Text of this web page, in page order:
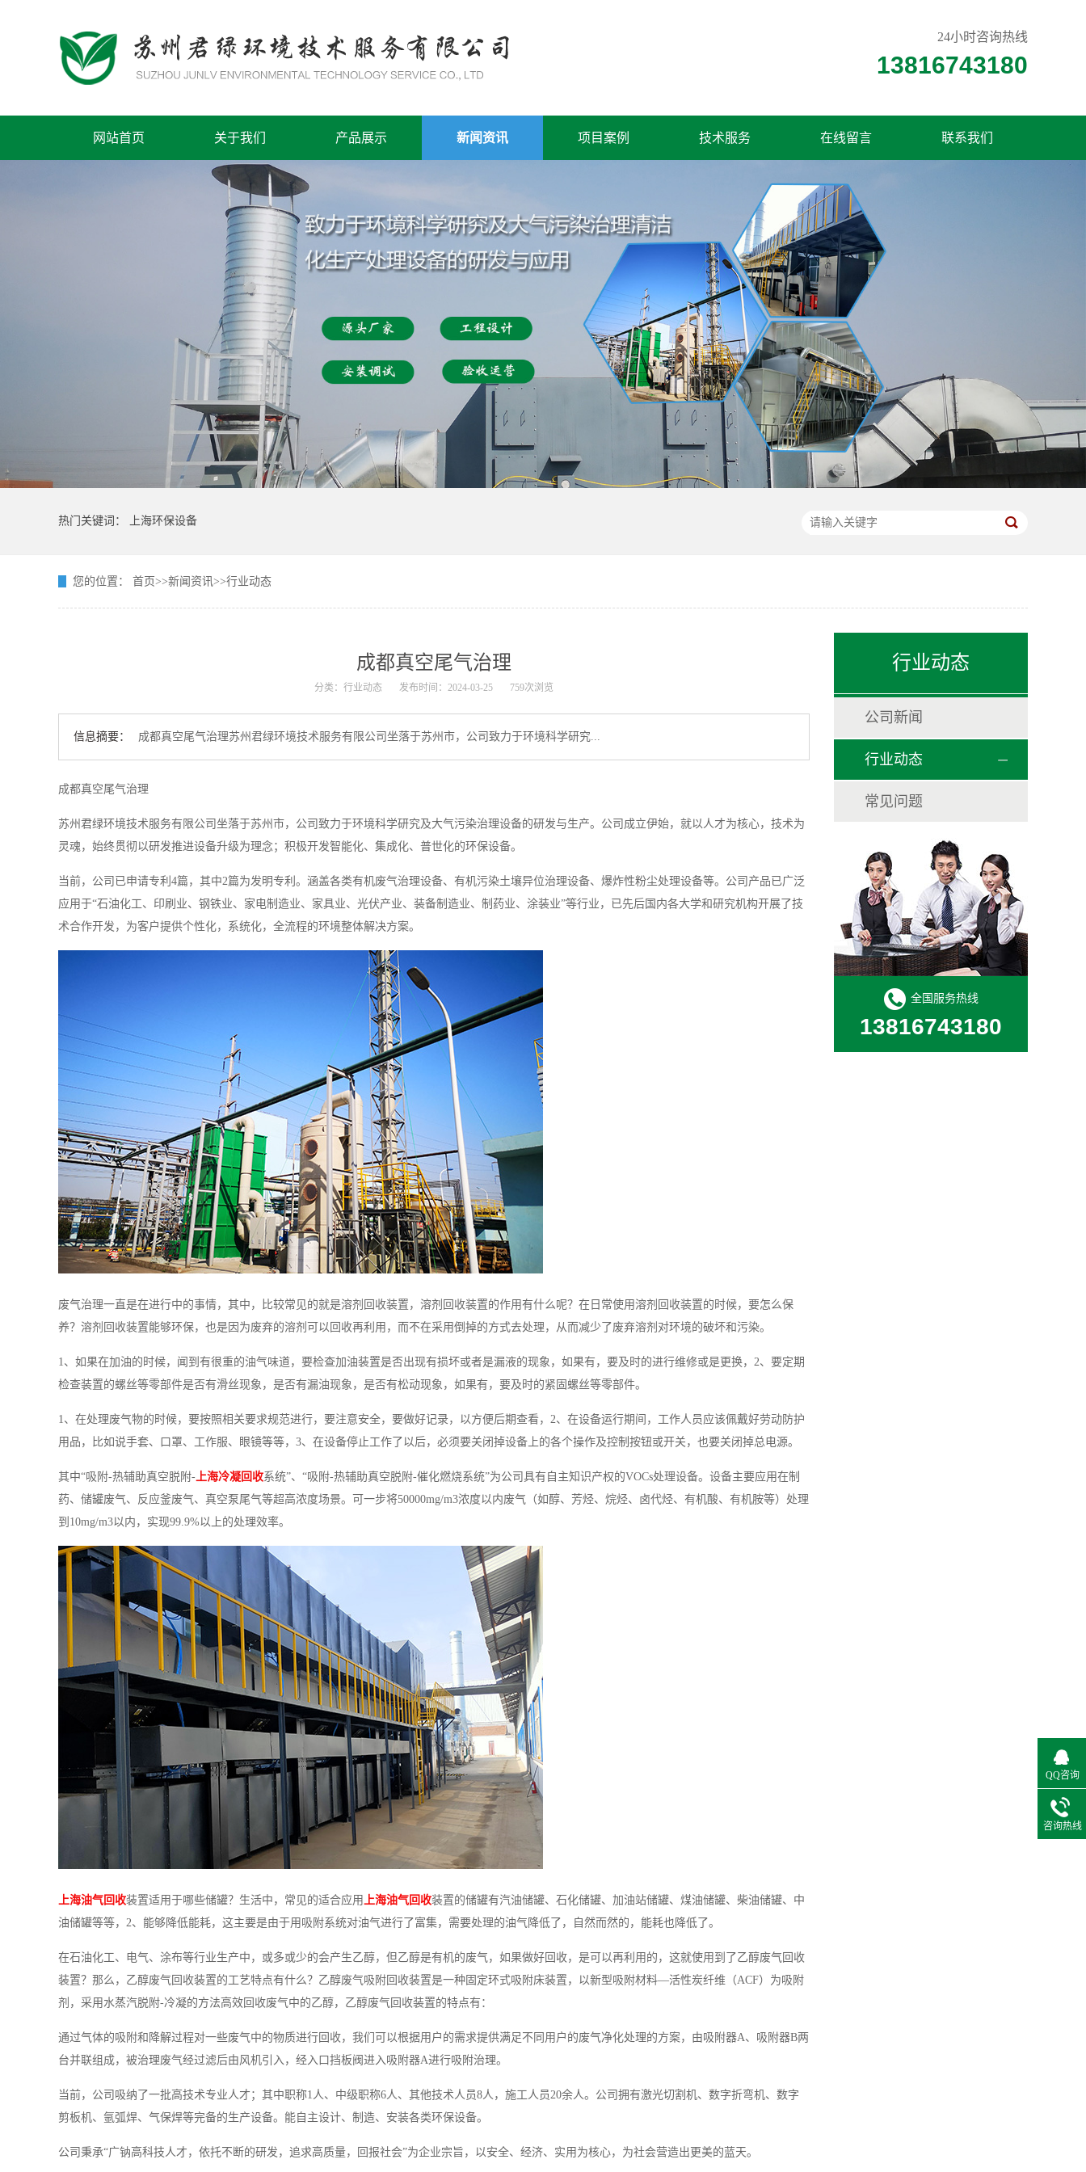
24小时咨询热线
13816743180
网站首页 关于我们 产品展示 新闻资讯 项目案例 技术服务 在线留言 联系我们
热门关键词： 上海环保设备
您的位置： 首页>>新闻资讯>>行业动态
成都真空尾气治理
分类：行业动态 发布时间：2024-03-25 759次浏览
信息摘要： 成都真空尾气治理苏州君绿环境技术服务有限公司坐落于苏州市，公司致力于环境科学研究...
成都真空尾气治理
苏州君绿环境技术服务有限公司坐落于苏州市，公司致力于环境科学研究及大气污染治理设备的研发与生产。公司成立伊始，就以人才为核心，技术为
灵魂，始终贯彻以研发推进设备升级为理念；积极开发智能化、集成化、普世化的环保设备。
当前，公司已申请专利4篇，其中2篇为发明专利。涵盖各类有机废气治理设备、有机污染土壤异位治理设备、爆炸性粉尘处理设备等。公司产品已广泛
应用于“石油化工、印刷业、钢铁业、家电制造业、家具业、光伏产业、装备制造业、制药业、涂装业”等行业，已先后国内各大学和研究机构开展了技
术合作开发，为客户提供个性化，系统化，全流程的环境整体解决方案。
废气治理一直是在进行中的事情，其中，比较常见的就是溶剂回收装置，溶剂回收装置的作用有什么呢？在日常使用溶剂回收装置的时候，要怎么保
养？溶剂回收装置能够环保，也是因为废弃的溶剂可以回收再利用，而不在采用倒掉的方式去处理，从而减少了废弃溶剂对环境的破坏和污染。
1、如果在加油的时候，闻到有很重的油气味道，要检查加油装置是否出现有损坏或者是漏液的现象，如果有，要及时的进行维修或是更换，2、要定期
检查装置的螺丝等零部件是否有滑丝现象，是否有漏油现象，是否有松动现象，如果有，要及时的紧固螺丝等零部件。
1、在处理废气物的时候，要按照相关要求规范进行，要注意安全，要做好记录，以方便后期查看，2、在设备运行期间，工作人员应该佩戴好劳动防护
用品，比如说手套、口罩、工作服、眼镜等等，3、在设备停止工作了以后，必须要关闭掉设备上的各个操作及控制按钮或开关，也要关闭掉总电源。
其中“吸附-热辅助真空脱附-上海冷凝回收系统”、“吸附-热辅助真空脱附-催化燃烧系统”为公司具有自主知识产权的VOCs处理设备。设备主要应用在制
药、储罐废气、反应釜废气、真空泵尾气等超高浓度场景。可一步将50000mg/m3浓度以内废气（如醇、芳烃、烷烃、卤代烃、有机酸、有机胺等）处理
到10mg/m3以内，实现99.9%以上的处理效率。
上海油气回收装置适用于哪些储罐？生活中，常见的适合应用上海油气回收装置的储罐有汽油储罐、石化储罐、加油站储罐、煤油储罐、柴油储罐、中
油储罐等等，2、能够降低能耗，这主要是由于用吸附系统对油气进行了富集，需要处理的油气降低了，自然而然的，能耗也降低了。
在石油化工、电气、涂布等行业生产中，或多或少的会产生乙醇，但乙醇是有机的废气，如果做好回收，是可以再利用的，这就使用到了乙醇废气回收
装置？那么，乙醇废气回收装置的工艺特点有什么？乙醇废气吸附回收装置是一种固定环式吸附床装置，以新型吸附材料―活性炭纤维（ACF）为吸附
剂，采用水蒸汽脱附-冷凝的方法高效回收废气中的乙醇，乙醇废气回收装置的特点有：
通过气体的吸附和降解过程对一些废气中的物质进行回收，我们可以根据用户的需求提供满足不同用户的废气净化处理的方案，由吸附器A、吸附器B两
台并联组成，被治理废气经过滤后由风机引入，经入口挡板阀进入吸附器A进行吸附治理。
当前，公司吸纳了一批高技术专业人才；其中职称1人、中级职称6人、其他技术人员8人，施工人员20余人。公司拥有激光切割机、数字折弯机、数字
剪板机、氩弧焊、气保焊等完备的生产设备。能自主设计、制造、安装各类环保设备。
公司秉承“广钠高科技人才，依托不断的研发，追求高质量，回报社会”为企业宗旨，以安全、经济、实用为核心，为社会营造出更美的蓝天。
行业动态
公司新闻
行业动态
常见问题
全国服务热线
13816743180
QQ咨询
咨询热线